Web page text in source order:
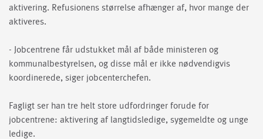
aktivering. Refusionens størrelse afhænger af, hvor mange der
aktiveres.
- Jobcentrene får udstukket mål af både ministeren og
kommunalbestyrelsen, og disse mål er ikke nødvendigvis
koordinerede, siger jobcenterchefen.
Fagligt ser han tre helt store udfordringer forude for
jobcentrene: aktivering af langtidsledige, sygemeldte og unge
ledige.